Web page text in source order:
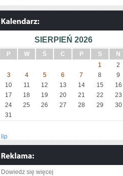
SIERPIEŃ 2026
P W Ś C P S
N
1
2
3
4 5 6 7 8
9
10
11 12 13 14 15
16
17
18 19 20 21 22
23
24
25 26 27 28 29
30
31
lip
Dowiedz się więcej